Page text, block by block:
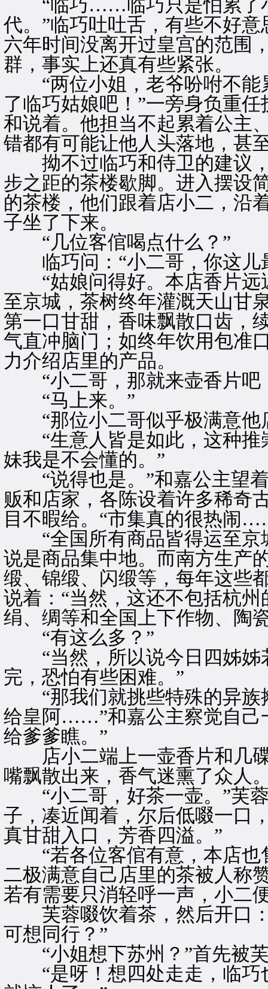
“临巧……临巧只是怕累了
代。”临巧吐吐舌，有些不好
六年时间没离开过皇宫的范围
群，事实上还真有些紧张。
“两位小姐，老爷吩咐不能
了临巧姑娘吧！”一旁身负重
和说着。他担当不起累着公主
错都有可能让他人头落地，甚
拗不过临巧和侍卫的建议，
步之距的茶楼歇脚。进入摆设
的茶楼，他们跟着店小二，沿
子坐了下来。
“几位客倌喝点什么？”
临巧问：“小二哥，你这儿
“姑娘问得好。本店香片远
至京城，茶树终年灌溉天山甘
第一口甘甜，香味飘散口齿，
气直冲脑门；如终年饮用包准
力介绍店里的产品。
“小二哥，那就来壶香片吧
“马上来。”
“那位小二哥似乎极满意他
“生意人皆是如此，这种推
妹我是不会懂的。”
“说得也是。”和嘉公主望着
贩和店家，各陈设着许多稀奇
目不暇给。“市集真的很热闹
“全国所有商品皆得运至京
说是商品集中地。而南方生产
缎、锦缎、闪缎等，每年这些
说着：“当然，这还不包括杭
绢、绸等和全国上下作物、陶
“有这么多？”
“当然，所以说今日四姊姊
完，恐怕有些困难。”
“那我们就挑些特殊的异族
给皇阿……”和嘉公主察觉自
给爹爹瞧。”
店小二端上一壶香片和几碟
嘴飘散出来，香气迷熏了众人
“小二哥，好茶一壶。”芙蓉
子，凑近闻着，尔后低啜一口
真甘甜入口，芳香四溢。”
“若各位客倌有意，本店也
二极满意自己店里的茶被人称
若有需要只消轻呼一声，小二
芙蓉啜饮着茶，然后开口：
可想同行？”
“小姐想下苏州？”首先被芙
“是呀！想四处走走，临巧